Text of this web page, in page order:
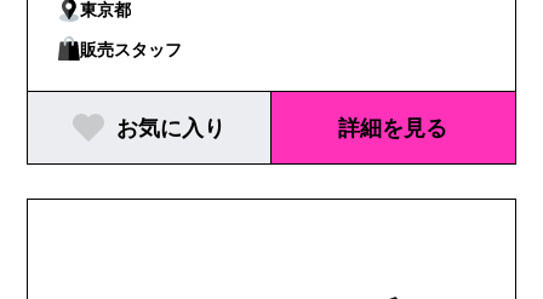
東京都
販売スタッフ
お気に入り 詳細を見る